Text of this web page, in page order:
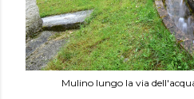
Mulino lungo la via